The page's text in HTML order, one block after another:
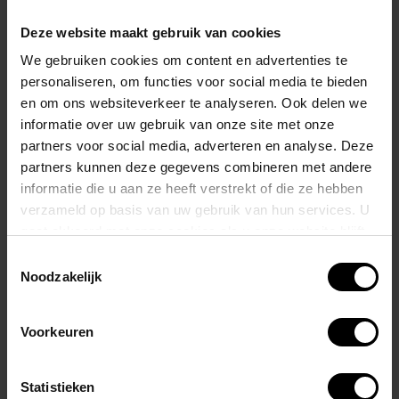
Deze website maakt gebruik van cookies
We gebruiken cookies om content en advertenties te
personaliseren, om functies voor social media te bieden
en om ons websiteverkeer te analyseren. Ook delen we
informatie over uw gebruik van onze site met onze
partners voor social media, adverteren en analyse. Deze
partners kunnen deze gegevens combineren met andere
informatie die u aan ze heeft verstrekt of die ze hebben
verzameld op basis van uw gebruik van hun services. U
Noodzakelijk
Voorkeuren
Statistieken
klassieke en tijdloze uitstraling geeft.
Een bijzonder detail zijn de witte stiksels rond de cup van de boxer.
Deze stiksels voegen niet alleen een decoratief element toe, maar
kunnen ook dienen om de aandacht te vestigen op het ontwerp van
de brief.
Het merk PUMP! staat bekend om zijn eigentijdse ontwerpen en
aandacht voor detail, wat bijdraagt aan de algehele kwaliteit en
Materiaal: nylon 59% – katoen 22% – elastaan ​​19%